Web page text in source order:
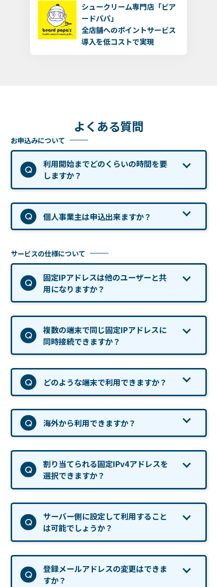
シュークリーム専門店「ビア
ードパパ」
全店舗へのポイントサービス
導入を低コストで実現
よく ある質問
お申込みについて
利用開始までどのくらいの時間を要
しますか？
個人事業主は申込出来ますか？
サービスの仕様について
固定IPアドレスは他のユーザーと共
用になりますか？
複数の端末で同じ固定IPアドレスに
同時接続できますか？
どのような端末で利用できますか？
海外から利用できますか？
割り当てられる固定IPv4アドレスを
選択できますか？
サーバー側に設定して利用すること
は可能でしょうか？
登録メールアドレスの変更はできま
すか？